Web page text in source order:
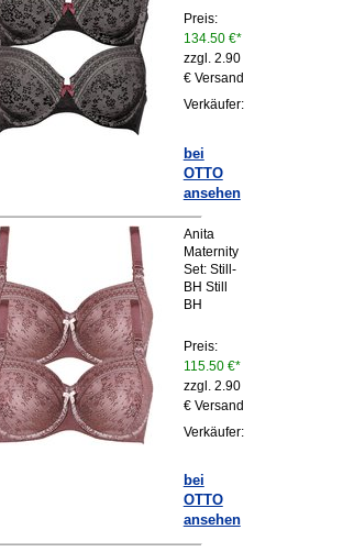
Preis:
134.50 €*
zzgl. 2.90
€ Versand
Verkäufer:
bei
OTTO
ansehen
Anita
Maternity
Set: Still-
BH Still
BH
Preis:
115.50 €*
zzgl. 2.90
€ Versand
Verkäufer:
bei
OTTO
ansehen